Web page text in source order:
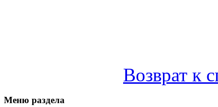
Возврат к
Меню раздела